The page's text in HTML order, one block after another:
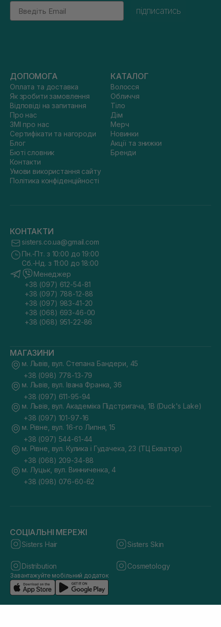
Email
підписатись
ДОПОМОГА
Оплата та доставка
Як зробити замовлення
Відповіді на запитання
Про нас
ЗМІ про нас
Сертифікати та нагороди
Блог
Бюті словник
Контакти
Умови використання сайту
Політика конфіденційності
КАТАЛОГ
Волосся
Обличчя
Тіло
Дім
Мерч
Новинки
Акції та знижки
Бренди
КОНТАКТИ
sisters.co.ua@gmail.com
Пн.-Пт. з 10:00 до 19:00
Сб.-Нд. з 11:00 до 18:00
Менеджер
+38 (097) 612-54-81
+38 (097) 788-12-88
+38 (097) 983-41-20
+38 (068) 693-46-00
+38 (068) 951-22-86
МАГАЗИНИ
м. Львів, вул. Степана Бандери, 45
+38 (098) 778-13-79
м. Львів, вул. Івана Франка, 36
+38 (097) 611-95-94
м. Львів, вул. Академіка Підстригача, 1В (Duck's Lake)
+38 (097) 101-97-16
м. Рівне, вул. 16-го Липня, 15
+38 (097) 544-61-44
м. Рівне, вул. Кулика і Гудачека, 23 (ТЦ Екватор)
+38 (068) 209-34-88
м. Луцьк, вул. Винниченка, 4
+38 (098) 076-60-62
СОЦІАЛЬНІ МЕРЕЖІ
Sisters Hair Sisters Skin
Distribution Cosmetology
Завантажуйте мобільний додаток